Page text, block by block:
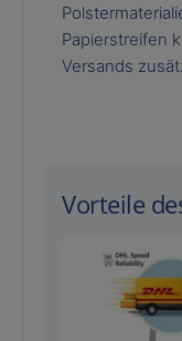
Papierstreifen
Versands
Vorteile